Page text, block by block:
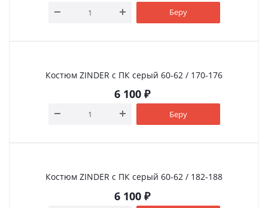
Беру
Костюм ZINDER с ПК серый 60-62 / 170-176
6 100₽
Беру
Костюм ZINDER с ПК серый 60-62 / 182-188
6 100₽